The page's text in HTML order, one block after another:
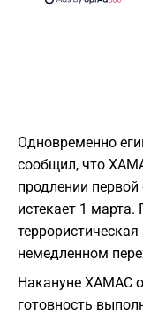
Одновременно
сообщил, что
продлении
истекает 1
немедленном
Накануне ХАМАС
готовность